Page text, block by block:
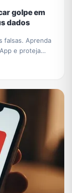
golpe em
dados
falsas. Aprenda
e proteja